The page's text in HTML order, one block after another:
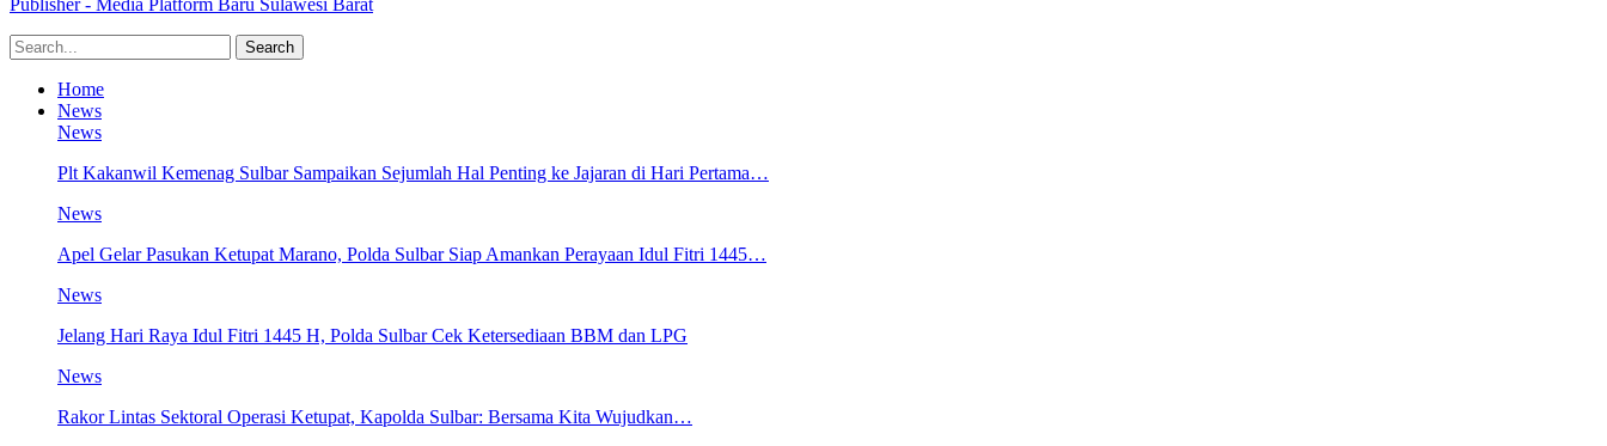
Publisher - Media Platform Baru Sulawesi Barat
Home
News
News
Plt Kakanwil Kemenag Sulbar Sampaikan Sejumlah Hal Penting ke Jajaran di Hari Pertama…
News
Apel Gelar Pasukan Ketupat Marano, Polda Sulbar Siap Amankan Perayaan Idul Fitri 1445…
News
Jelang Hari Raya Idul Fitri 1445 H, Polda Sulbar Cek Ketersediaan BBM dan LPG
News
Rakor Lintas Sektoral Operasi Ketupat, Kapolda Sulbar: Bersama Kita Wujudkan…